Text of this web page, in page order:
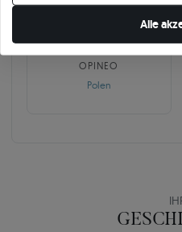
10 468
OPINEO
Polen
Alle